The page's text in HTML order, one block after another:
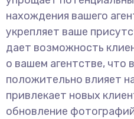
нахождения вашего
укрепляет ваше
дает возможность
о вашем агентстве, что
положительно влияет
привлекает новых
обновление